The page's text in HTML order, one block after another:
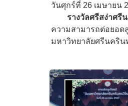
วันศุกร์ที่ 26 เมษายน
รางวัลศรีสง่าศรี
ความสามารถต่อยอด
มหาวิทยาลัยศรีนคริ